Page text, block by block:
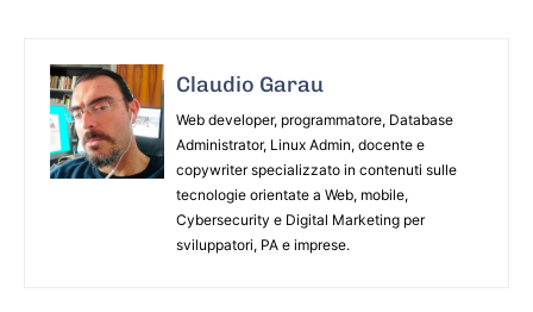
Claudio Garau
Web developer, programmatore, Database
Administrator, Linux Admin, docente e
copywriter specializzato in contenuti sulle
tecnologie orientate a Web, mobile,
Cybersecurity e Digital Marketing per
sviluppatori, PA e imprese.